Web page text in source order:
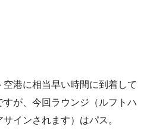
港に相当早い時間に到着して
が、今回ラウンジ（ルフトハ
インされます）はパス。